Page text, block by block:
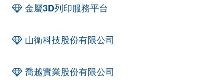
金屬3D列印服務平台
山衛科技股份有限公司
喬越實業股份有限公司